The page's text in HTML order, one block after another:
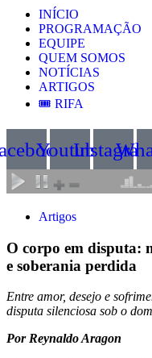
INÍCIO
PROGRAMAÇÃO
EQUIPE
QUEM SOMOS
NOTÍCIAS
ARTIGOS
🎟️ RIFA
Youtube
Artigos
O corpo em disputa:
e soberania perdida
Entre amor, desejo e
disputa silenciosa sob o
Por Reynaldo Aragon